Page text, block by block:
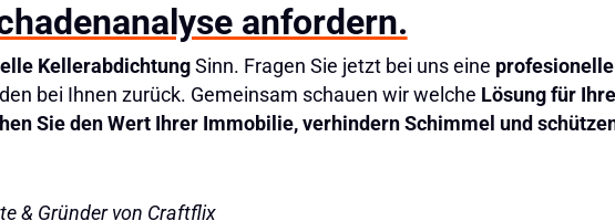
anfordern.
KellerabdichtungSinn. Fragen Sie jetzt bei uns eine
bei Ihnen zurück. Gemeinsam schauen wir welche Lösung für
Sie den Wert Ihrer Immobilie, verhindern Schimmel und
& Gründer von Craftflix